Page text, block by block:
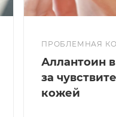
он замедляет
росту
высокой
поддержанию
клетках кожи,
ПРОБЛЕМНАЯ
Аллантоин
за
кожей